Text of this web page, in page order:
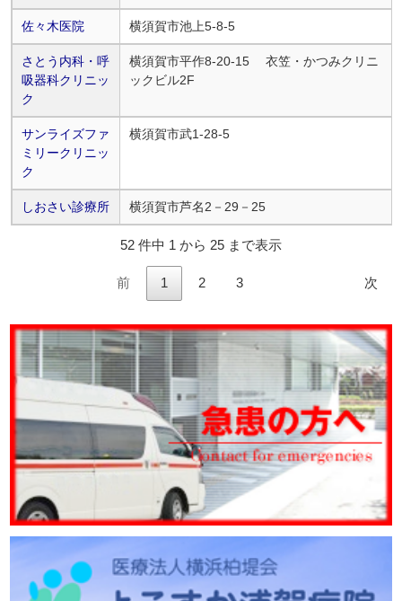
佐々木医院 横須賀市池上5-8-5
さとう内科・呼
吸器科クリニッ
ク
横須賀市平作8-20-15 衣笠・かつみクリニ
ックビル2F
サンライズファ
ミリークリニッ
ク
横須賀市武1-28-5
しおさい診療所 横須賀市芦名2－29－25
52 件中 1 から 25 まで表示
前 1 2 3 次